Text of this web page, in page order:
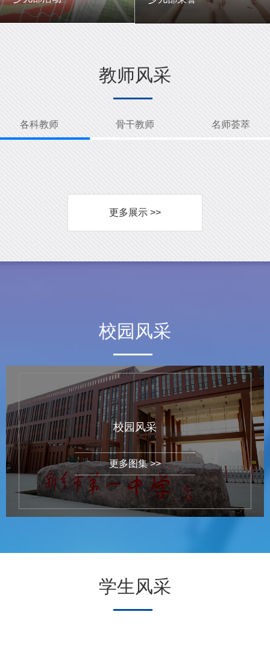
少儿部活动
少儿部荣誉
教师风采
各科教师 骨干教师 名师荟萃
更多展示 >>
校园风采
校园风采
更多图集 >>
学生风采